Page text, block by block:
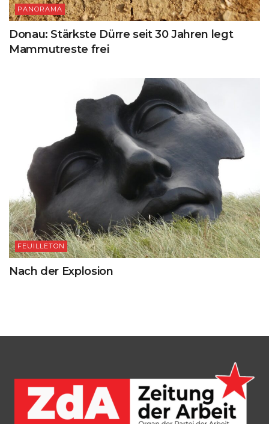
PANORAMA
Donau: Stärkste Dürre seit 30 Jahren legt
Mammutreste frei
FEUILLETON
Nach der Explosion